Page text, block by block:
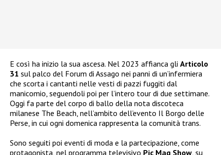
E così ha inizio la sua ascesa. Nel 2023 affianca gli Articolo
31 sul palco del Forum di Assago nei panni di un’infermiera
che scorta i cantanti nelle vesti di pazzi fuggiti dal
manicomio, seguendoli poi per l’intero tour di due settimane.
Oggi fa parte del corpo di ballo della nota discoteca
milanese The Beach, nell’ambito dell’evento Il Borgo delle
Perse, in cui ogni domenica rappresenta la comunità trans.
Sono seguiti poi eventi di moda e la partecipazione, come
protagonista, nel programma televisivo Pic Mag Show, su